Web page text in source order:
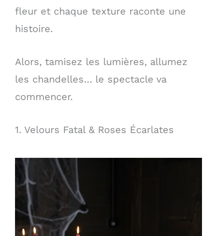
fleur et chaque texture raconte une
histoire.
Alors, tamisez les lumières, allumez
les chandelles… le spectacle va
commencer.
1. Velours Fatal & Roses Écarlates